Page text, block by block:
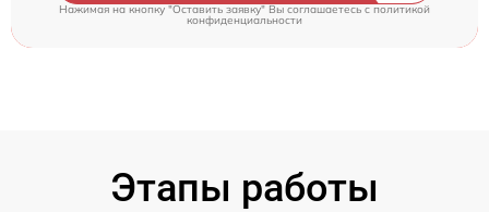
Нажимая на кнопку "Оставить заявку" Вы соглашаетесь cполитикой
конфиденциальности
Этапы работы